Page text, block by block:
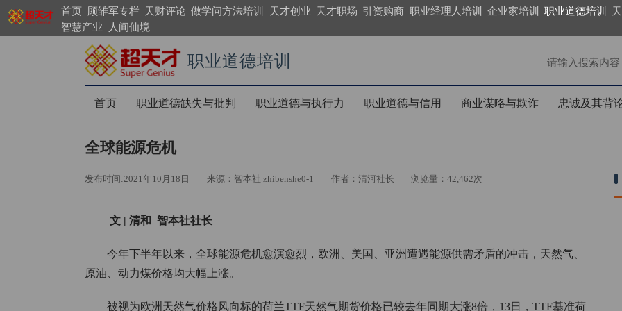
首页 顾雏军专栏 天财评论 做学问方法培训 天才创业 天才职场 引资购商 职业经理人培训 企业家培训 职业道德培训
智慧产业
人间仙境
职业道德培训
https://search.supergenius.cn
首页 职业道德缺失与批判 职业道德与执行力 职业道德与信用 商业谋略与欺诈 忠诚及其背
全球能源危机
发布时间:2021年10月18日 来源：智本社 zhibenshe0-1 作者：清河社长 浏览量：42,462次
文 | 清和 智本社社长
今年下半年以来，全球能源危机愈演愈烈，欧洲、美国、亚洲遭遇能源供需矛盾的冲击，天然气、
原油、动力煤价格均大幅上涨。
被视为欧洲天然气价格风向标的荷兰TTF天然气期货价格已较去年同期大涨8倍，13日，TTF基准荷